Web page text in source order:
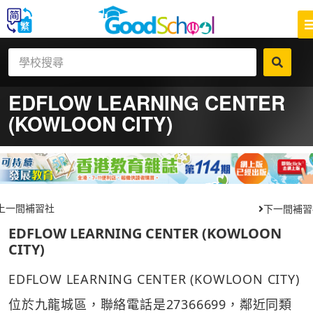
EDFLOW LEARNING CENTER
(KOWLOON CITY)
一間補習社 下一間補
EDFLOW LEARNING CENTER (KOWLOON
CITY)
EDFLOW LEARNING CENTER (KOWLOON CITY)
位於九龍城區，聯絡電話是27366699，鄰近同類